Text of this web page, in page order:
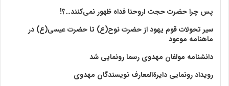
پس چرا حضرت حجت اروحنا فداه ظهور نمی‌کنند…؟!
سیر تحولات قوم یهود از حضرت نوح(ع) تا حضرت عیسی(ع) در
ماهنامه موعود
دانشنامه مولفان مهدوی رسما رونمایی شد
رویداد رونمایی دایرةالمعارف نویسندگان مهدوی